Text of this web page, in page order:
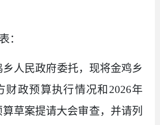
：
乡人民政府委托，现将金鸡乡
财政预算执行情况和 2026年
草案提请大会审查，并请列